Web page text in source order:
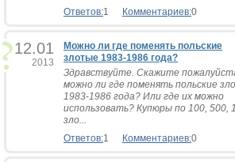
Ответов:1 Комментариев:0
12.01
2013
Можно ли где поменять польские
злотые 1983-1986 года?
Здравствуйте. Скажите
можно ли где поменять польские
1983-1986 года? Или где их можно
использовать? Купюры по 100, 500,
зло...
Ответов:1 Комментариев:0